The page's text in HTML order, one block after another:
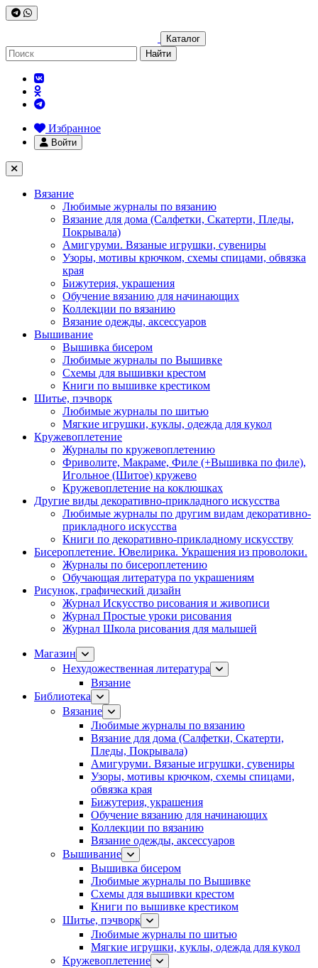
Каталог
Найти
Избранное
Войти
Вязание
Любимые журналы по вязанию
Вязание для дома (Салфетки, Скатерти, Пледы,
Покрывала)
Амигуруми. Вязаные игрушки, сувениры
Узоры, мотивы крючком, схемы спицами, обвязка
края
Бижутерия, украшения
Обучение вязанию для начинающих
Коллекции по вязанию
Вязание одежды, аксессуаров
Вышивание
Вышивка бисером
Любимые журналы по Вышивке
Схемы для вышивки крестом
Книги по вышивке крестиком
Шитье, пэчворк
Любимые журналы по шитью
Мягкие игрушки, куклы, одежда для кукол
Кружевоплетение
Журналы по кружевоплетению
Фриволите, Макраме, Филе (+Вышивка по филе),
Игольное (Шитое) кружево
Кружевоплетение на коклюшках
Другие виды декоративно-прикладного искусства
Любимые журналы по другим видам декоративно-
прикладного искусства
Книги по декоративно-прикладному искусству
Бисероплетение. Ювелирика. Украшения из проволоки.
Журналы по бисероплетению
Обучающая литература по украшениям
Рисунок, графический дизайн
Журнал Искусство рисования и живописи
Журнал Простые уроки рисования
Журнал Школа рисования для малышей
Магазин
Нехудожественная литература
Вязание
Библиотека
Вязание
Любимые журналы по вязанию
Вязание для дома (Салфетки, Скатерти,
Пледы, Покрывала)
Амигуруми. Вязаные игрушки, сувениры
Узоры, мотивы крючком, схемы спицами,
обвязка края
Бижутерия, украшения
Обучение вязанию для начинающих
Коллекции по вязанию
Вязание одежды, аксессуаров
Вышивание
Вышивка бисером
Любимые журналы по Вышивке
Схемы для вышивки крестом
Книги по вышивке крестиком
Шитье, пэчворк
Любимые журналы по шитью
Мягкие игрушки, куклы, одежда для кукол
Кружевоплетение